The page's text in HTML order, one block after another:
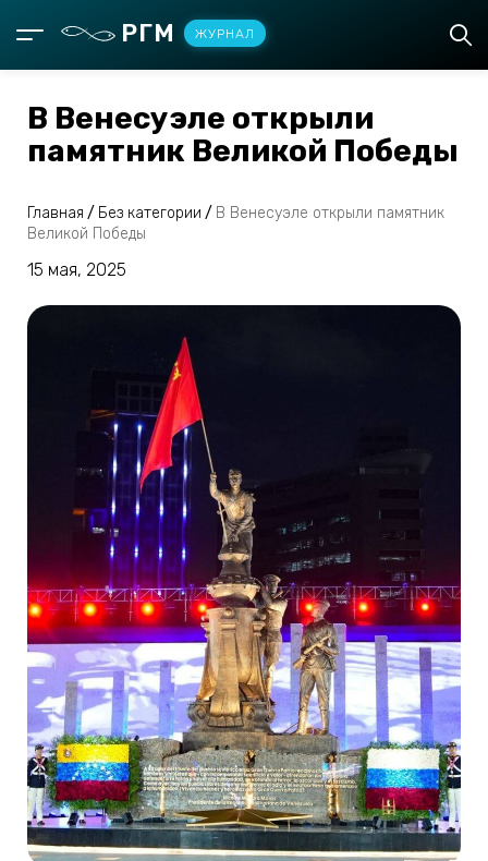
РГМ ЖУРНАЛ
В Венесуэле открыли
памятник Великой Победы
Главная / Без категории / В Венесуэле открыли памятник
Великой Победы
15 мая, 2025